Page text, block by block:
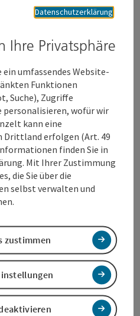
Albersdorf – Spielplatz –
Pfarrkirche Eberstalzell –
Traun –
– Ortszentrum
– Almsteg – Villa Rustica –
– Bad Wimsbach-
Naturboden, 65 %
Datenschutzerklärung
Ihre Privatsphäre
umfassendes Website-
Funktionen
Suche), Zugriffe
personalisieren, wofür wir
kann eine
erfolgen (Art. 49
finden Sie in
Mit Ihrer Zustimmung
die Sie über die
selbst verwalten und
zustimmen